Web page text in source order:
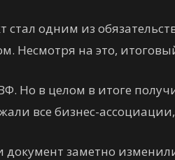
стал одним из
Несмотря на это,
Но в целом в итоге
все бизнес-
документ заметно